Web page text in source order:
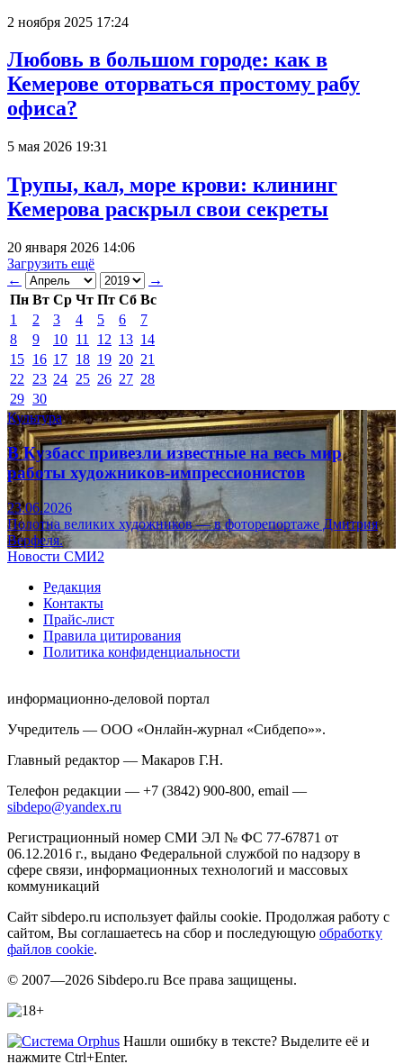
2 ноября 2025 17:24
Любовь в большом городе: как в
Кемерове оторваться простому рабу
офиса?
5 мая 2026 19:31
Трупы, кал, море крови: клининг
Кемерова раскрыл свои секреты
20 января 2026 14:06
Загрузить ещё
←
→
Пн Вт Ср Чт Пт Сб Вс
1
2 3 4 5 6
7
8
9 10 11 12 13 14
15 16 17 18 19 20 21
22
23 24 25 26 27 28
29 30
Культура
В Кузбасс привезли известные на весь мир
работы художников-импрессионистов
23.06.2026
Полотна великих художников — в фоторепортаже Дмитрия
Верфеля.
Новости СМИ2
Редакция
Контакты
Прайс-лист
Правила цитирования
Политика конфиденциальности
информационно-деловой портал
Учредитель — ООО «Онлайн-журнал «Сибдепо»».
Главный редактор — Макаров Г.Н.
Телефон редакции — +7 (3842) 900-800, email —
sibdepo@yandex.ru
Регистрационный номер СМИ ЭЛ № ФС 77-67871 от
06.12.2016 г., выдано Федеральной службой по надзору в
сфере связи, информационных технологий и массовых
коммуникаций
Сайт sibdepo.ru использует файлы cookie. Продолжая работу с
сайтом, Вы соглашаетесь на сбор и последующую обработку
файлов cookie.
© 2007—2026 Sibdepo.ru Все права защищены.
Нашли ошибку в тексте? Выделите её и
нажмите Ctrl+Enter.